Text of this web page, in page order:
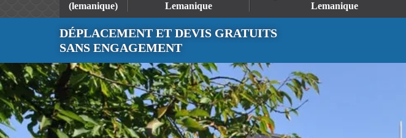
(lemanique)
Lemanique
Lemanique
DÉPLACEMENT ET DEVIS GRATUITS
SANS ENGAGEMENT